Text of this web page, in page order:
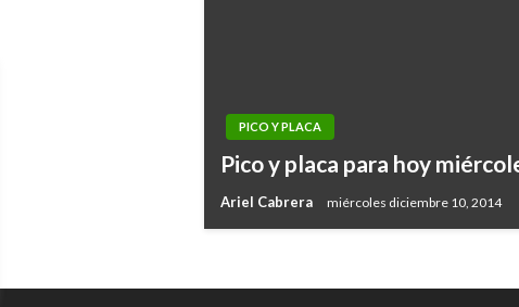
PICO Y PLACA
Pico y placa para hoy
Ariel Cabrera miércoles diciembre 10, 2014